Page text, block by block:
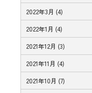
2022年3月 (4)
2022年1月 (4)
2021年12月 (3)
2021年11月 (4)
2021年10月 (7)